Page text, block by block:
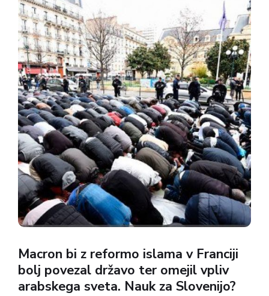
do sedaj. Protesti in mednarodno...
Macron bi z reformo islama v Franciji
bolj povezal državo ter omejil vpliv
arabskega sveta. Nauk za Slovenijo?